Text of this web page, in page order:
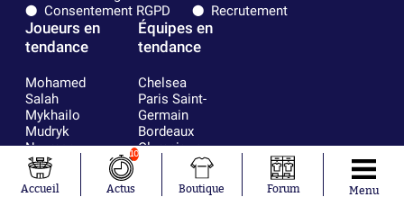
Consentement RGPD
Recrutement
Joueurs en
tendance
Mohamed
Salah
Mykhailo
Mudryk
Neymar
Khalis Merah
Loïs Openda
Moussa
Équipes en
tendance
Chelsea
Paris Saint-
Germain
Bordeaux
Olympique
lyonnais
Real Madrid
Accueil
10
Actus Boutique Forum Menu